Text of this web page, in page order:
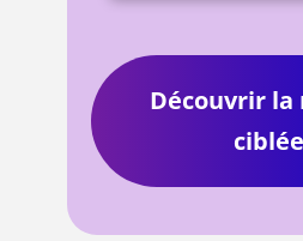
Découvrir la
ciblée